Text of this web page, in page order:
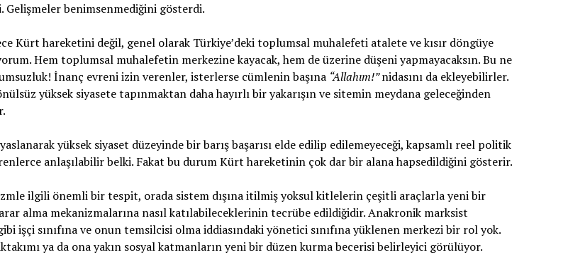
Gelişmeler benimsenmediğini gösterdi.
Kürt hareketini değil, genel olarak Türkiye’deki toplumsal muhalefeti atalete ve kısır döngüye
Hem toplumsal muhalefetin merkezine kayacak, hem de üzerine düşeni yapmayacaksın. Bu ne
İnanç evreni izin verenler, isterlerse cümlenin başına “Allahım!”nidasını da ekleyebilirler.
yüksek siyasete tapınmaktan daha hayırlı bir yakarışın ve sitemin meydana geleceğinden
yüksek siyaset düzeyinde bir barış başarısı elde edilip edilemeyeceği, kapsamlı reel politik
anlaşılabilir belki. Fakat bu durum Kürt hareketinin çok dar bir alana hapsedildiğini gösterir.
ilgili önemli bir tespit, orada sistem dışına itilmiş yoksul kitlelerin çeşitli araçlarla yeni bir
alma mekanizmalarına nasıl katılabileceklerinin tecrübe edildiğidir. Anakronik marksist
işçi sınıfına ve onun temsilcisi olma iddiasındaki yönetici sınıfına yüklenen merkezi bir rol yok.
ya da ona yakın sosyal katmanların yeni bir düzen kurma becerisi belirleyici görülüyor.